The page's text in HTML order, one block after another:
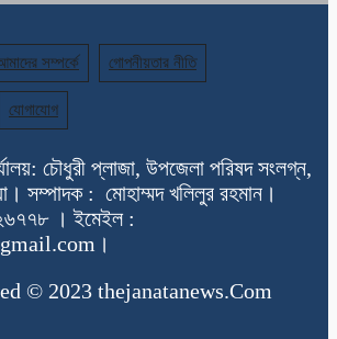
সম্পর্কে গোপনীয়তার নীতি
যোগাযোগ
চৌধুরী প্লাজা, উপজেলা পরিষদ সংলগ্ন,
সম্পাদক : মোহাম্মদ খলিলুর রহমান।
। ইমেইল :
© 2023 thejanatanews.Com